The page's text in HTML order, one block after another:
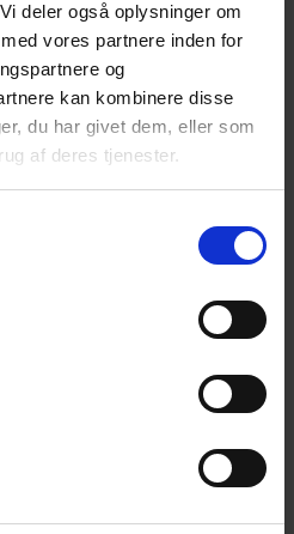
deler også oplysninger om
vores partnere inden for
og
kan kombinere disse
du har givet dem, eller som
af deres tjenester.